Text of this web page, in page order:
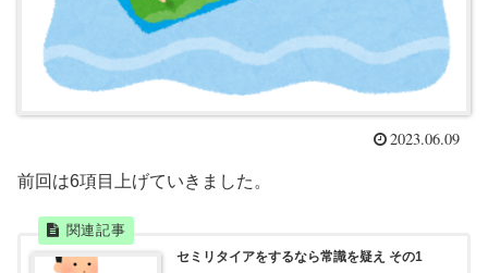
2023.06.09
前回は6項目上げていきました。
セミリタイアをするなら常識を疑え その1